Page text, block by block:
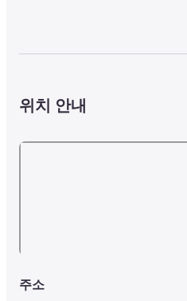
위치 안내
주소